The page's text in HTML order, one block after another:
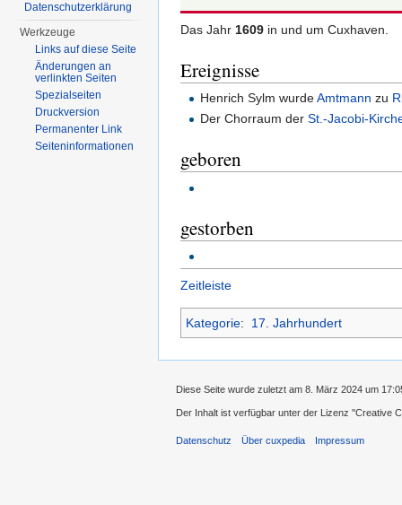
Das Jahr 1609 in und um Cuxhaven.
Ereignisse
Henrich Sylm wurdeAmtmann zu
Der Chorraum derSt.-Jacobi-
geboren
gestorben
Zeitleiste
Kategorie: 17. Jahrhundert
Datenschutzerklärung
Werkzeuge
Links auf diese Seite
Änderungen an
verlinkten Seiten
Spezialseiten
Druckversion
Permanenter Link
Seiten­informationen
Diese Seite wurde zuletzt am 8. März 2024 um
Der Inhalt ist verfügbar unter der Lizenz ''Creative
Datenschutz Über cuxpedia Impressum